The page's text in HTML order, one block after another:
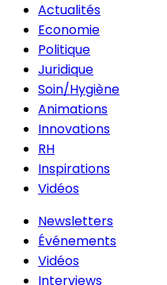
Actualités
Economie
Politique
Juridique
Soin/Hygiène
Animations
Innovations
RH
Inspirations
Vidéos
Newsletters
Événements
Vidéos
Interviews